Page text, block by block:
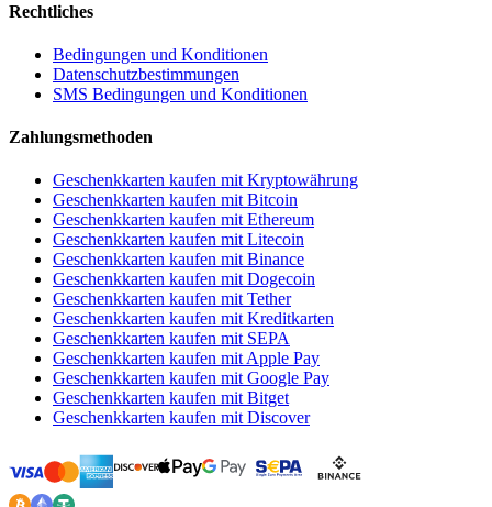
Rechtliches
Bedingungen und Konditionen
Datenschutzbestimmungen
SMS Bedingungen und Konditionen
Zahlungsmethoden
Geschenkkarten kaufen mit Kryptowährung
Geschenkkarten kaufen mit Bitcoin
Geschenkkarten kaufen mit Ethereum
Geschenkkarten kaufen mit Litecoin
Geschenkkarten kaufen mit Binance
Geschenkkarten kaufen mit Dogecoin
Geschenkkarten kaufen mit Tether
Geschenkkarten kaufen mit Kreditkarten
Geschenkkarten kaufen mit SEPA
Geschenkkarten kaufen mit Apple Pay
Geschenkkarten kaufen mit Google Pay
Geschenkkarten kaufen mit Bitget
Geschenkkarten kaufen mit Discover